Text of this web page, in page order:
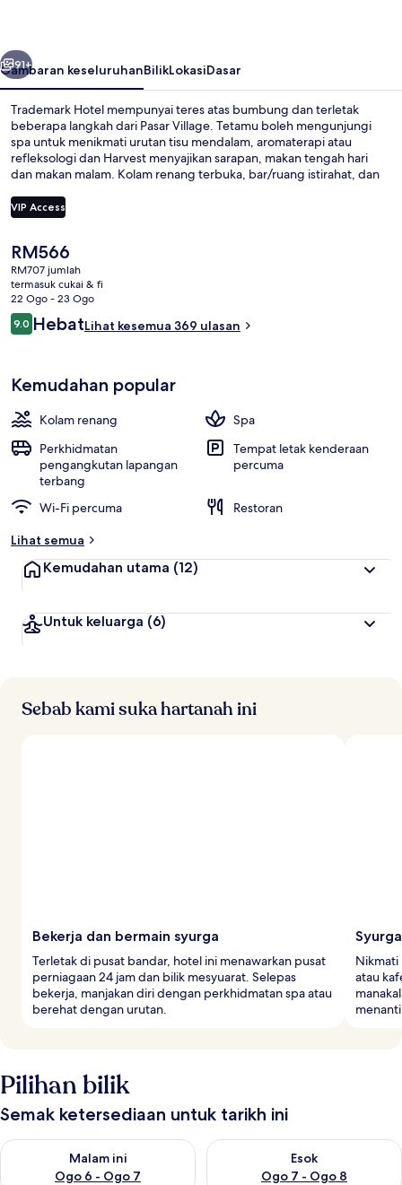
Seterusnya
91+
Gambaran keseluruhanBilikLokasiDasar
Trademark Hotel mempunyai teres atas bumbung dan terletak
beberapa langkah dari Pasar Village. Tetamu boleh mengunjungi
spa untuk menikmati urutan tisu mendalam, aromaterapi atau
refleksologi dan Harvest menyajikan sarapan, makan tengah hari
dan makan malam. Kolam renang terbuka, bar/ruang istirahat, dan
memuji tentang kakitangan.
VIP Access
Harga
semasa
ialah
RM566
RM566
RM707 jumlah
termasuk cukai & fi
22 Ogo - 23 Ogo
Ulasan
9.09.0 daripada 10
HebatLihat kesemua 369 ulasan
Kemudahan popular
Kolam renang
Spa
Perkhidmatan
pengangkutan lapangan
terbang
Tempat letak kenderaan
percuma
Wi-Fi percuma
Restoran
Lihat semua
Kemudahan utama (12)
Untuk keluarga (6)
Sebab kami suka hartanah ini
Bekerja dan bermain syurga
Terletak di pusat bandar, hotel ini menawarkan pusat
perniagaan 24 jam dan bilik mesyuarat. Selepas
bekerja, manjakan diri dengan perkhidmatan spa atau
berehat dengan urutan.
Nikmati
atau
Pilihan bilik
Semak ketersediaan untuk tarikh ini
Malam ini
Ogo 6 - Ogo 7
Semak ketersediaan untuk malam ini Ogo 6 - Ogo 7
Esok
Ogo 7 - Ogo 8
Semak ketersediaan untuk